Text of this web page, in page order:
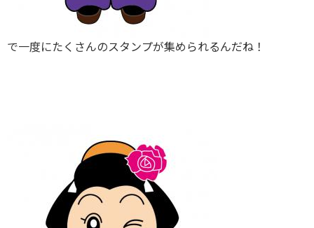
で一度にたくさんのスタンプが集められるんだね！